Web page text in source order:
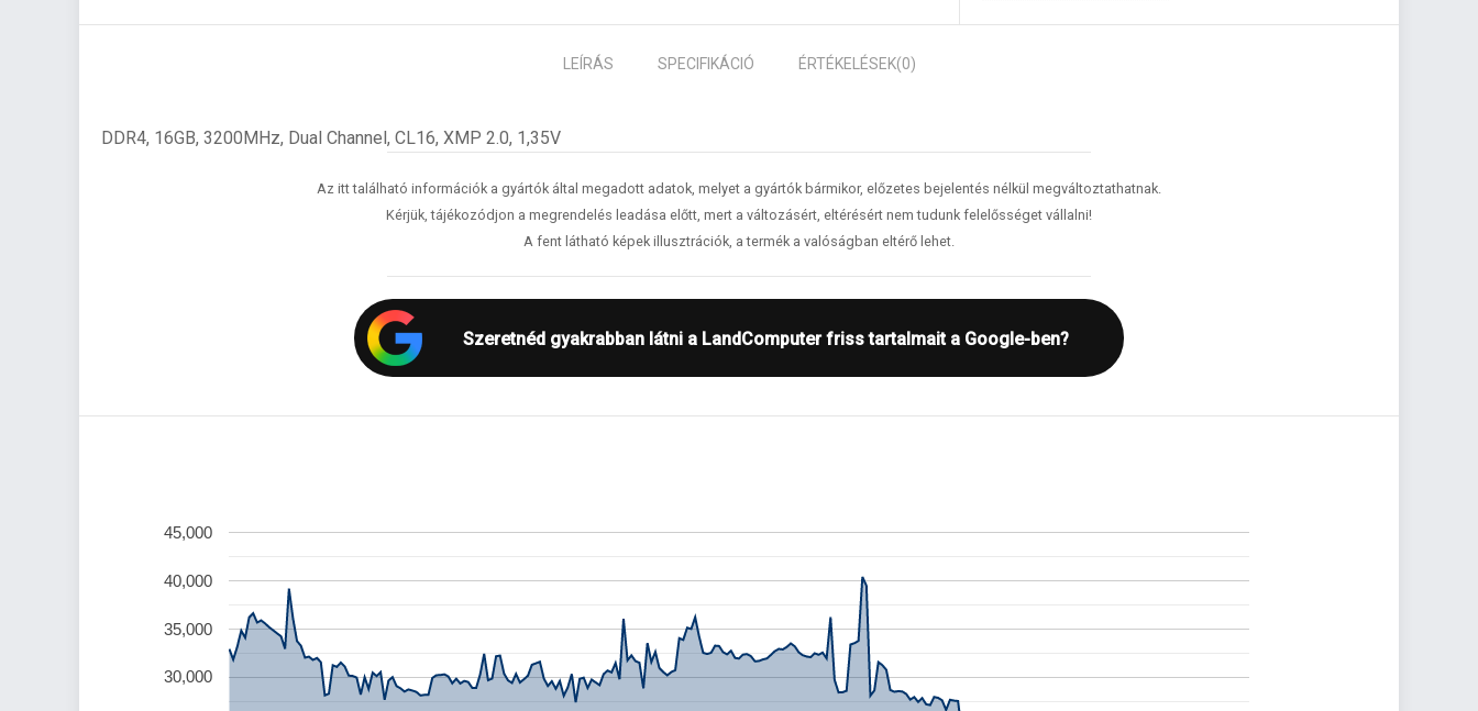
LEÍRÁS SPECIFIKÁCIÓ ÉRTÉKELÉSEK(0)
DDR4, 16GB, 3200MHz, Dual Channel, CL16, XMP 2.0, 1,35V
Az itt található információk a gyártók által megadott adatok, melyet a gyártók bármikor, előzetes bejelentés nélkül megváltoztathatnak.
Kérjük, tájékozódjon a megrendelés leadása előtt, mert a változásért, eltérésért nem tudunk felelősséget vállalni!
A fent látható képek illusztrációk, a termék a valóságban eltérő lehet.
Szeretnéd gyakrabban látni a LandComputer friss tartalmait a Google-ben?
30,000
35,000
40,000
45,000